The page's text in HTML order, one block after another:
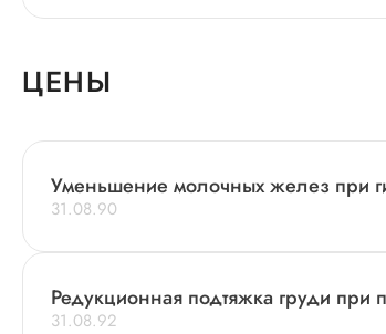
ЦЕНЫ
Уменьшение молочных желез при
31.08.90
Редукционная подтяжка груди при
31.08.92